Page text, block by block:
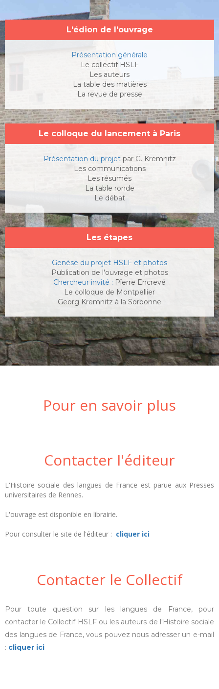
L'édion de l'ouvrage
Présentation générale
Le collectif HSLF
Les auteurs
La table des matières
La revue de presse
Le colloque du lancement à Paris
Présentation du projet par G. Kremnitz
Les communications
Les résumés
La table ronde
Le débat
Les étapes
Genèse du projet HSLF et photos
Publication de l'ouvrage et photos
Chercheur invité : Pïerre Encrevé
Le colloque de Montpellier
Georg Kremnitz à la Sorbonne
Pour en savoir plus
Contacter l'éditeur
L'Histoire sociale des langues de France est parue aux Presses
universitaires de Rennes.
L'ouvrage est disponible en librairie.
Pour consulter le site de l'éditeur : cliquer ici
Contacter le Collectif
Pour toute question sur les langues de France, pour
contacter le Collectif HSLF ou les auteurs de l'Histoire sociale
des langues de France, vous pouvez nous adresser un e-mail
: cliquer ici